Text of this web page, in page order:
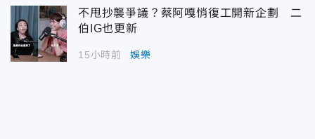
不甩抄襲爭議？蔡阿嘎悄復工開新企劃 二
伯IG也更新
15小時前 娛樂